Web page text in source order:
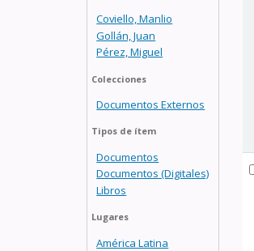
Coviello, Manlio
Gollán, Juan
Pérez, Miguel
Colecciones
Documentos Externos
Tipos de ítem
Documentos
Documentos (Digitales)
Libros
Lugares
América Latina